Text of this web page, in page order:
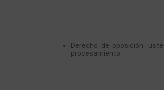
Derecho de oposición:
procesamiento.